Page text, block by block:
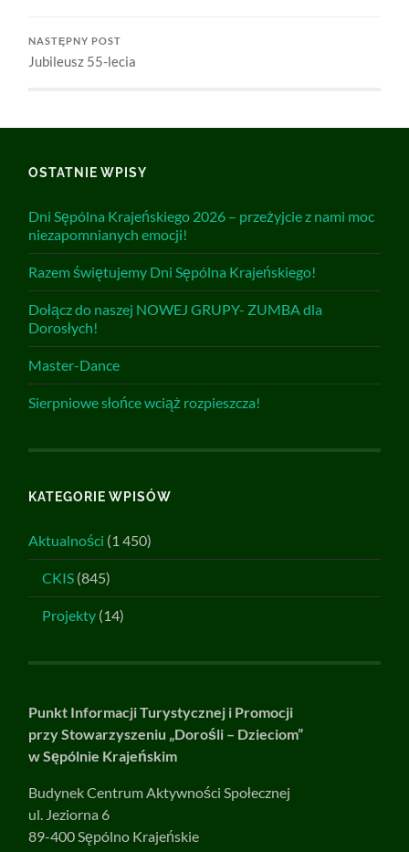
NASTĘPNY POST
Jubileusz 55-lecia
OSTATNIE WPISY
Dni Sępólna Krajeńskiego 2026 – przeżyjcie z nami moc
niezapomnianych emocji!
Razem świętujemy Dni Sępólna Krajeńskiego!
Dołącz do naszej NOWEJ GRUPY- ZUMBA dla
Dorosłych!
Master-Dance
Sierpniowe słońce wciąż rozpieszcza!
KATEGORIE WPISÓW
Aktualności (1 450)
CKIS (845)
Projekty (14)
Punkt Informacji Turystycznej i Promocji
przy Stowarzyszeniu „Dorośli – Dzieciom”
w Sępólnie Krajeńskim
Budynek Centrum Aktywności Społecznej
ul. Jeziorna 6
89-400 Sępólno Krajeńskie